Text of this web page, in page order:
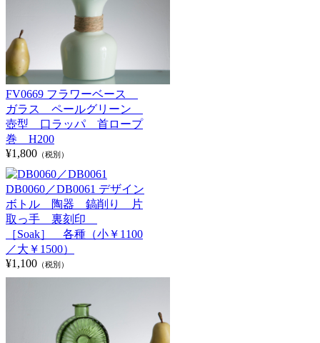
FV0669 フラワーベース
ガラス ペールグリーン
壺型 口ラッパ 首ロープ
巻 H200
¥1,800 （税別）
DB0060／DB0061 デザイン
ボトル 陶器 鎬削り 片
取っ手 裏刻印
［Soak］ 各種（小￥1100
／大￥1500）
¥1,100 （税別）